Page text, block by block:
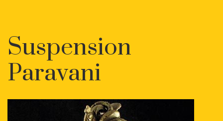
Suspension
Paravani